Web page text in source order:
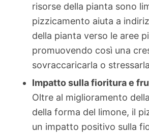
risorse della pianta sono
pizzicamento aiuta a
della pianta verso le aree
promuovendo così una
sovraccaricarla o
Impatto sulla fioritura e
Oltre al miglioramento
della forma del limone, il
un impatto positivo sulla